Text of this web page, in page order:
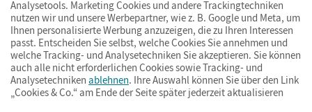
ImpressumAGBDatenschutzBarrierefreiheitCookies & Co.
Analysetools. Marketing Cookies und andere Trackingtechniken
nutzen wir und unsere Werbepartner, wie z. B. Google und Meta, um
Ihnen personalisierte Werbung anzuzeigen, die zu Ihren Interessen
passt. Entscheiden Sie selbst, welche Cookies Sie annehmen und
welche Tracking- und Analysetechniken Sie akzeptieren. Sie können
auch alle nicht erforderlichen Cookies sowie Tracking- und
Analysetechniken ablehnen. Ihre Auswahl können Sie über den Link
„Cookies & Co.“ am Ende der Seite später jederzeit aktualisieren